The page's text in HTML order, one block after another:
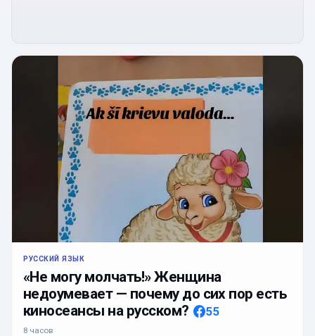
РУССКИЙ ЯЗЫК
«Не могу молчать!» Женщина
недоумевает — почему до сих пор есть
киносеансы на русском?
55
8 часов